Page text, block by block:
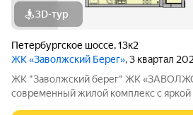
3D-тур
Петербургское шоссе,13к2
ЖК «Заволжский Берег», 3 квартал
ЖК "Заволжский берег" ЖК
современный жилой комплекс с яркой